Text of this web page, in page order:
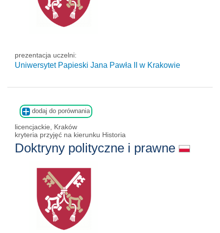
prezentacja uczelni:
Uniwersytet Papieski Jana Pawła II w Krakowie
dodaj do porównania
licencjackie, Kraków
kryteria przyjęć na kierunku Historia
Doktryny polityczne i prawne